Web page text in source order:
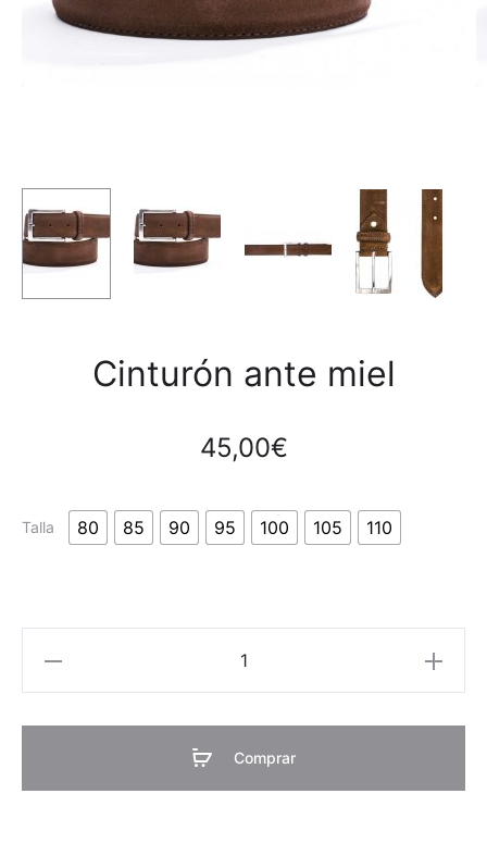
Cinturón ante miel
45,00€
Talla 80 85 90 95 100 105 110
Comprar